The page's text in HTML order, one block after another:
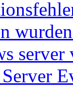
server